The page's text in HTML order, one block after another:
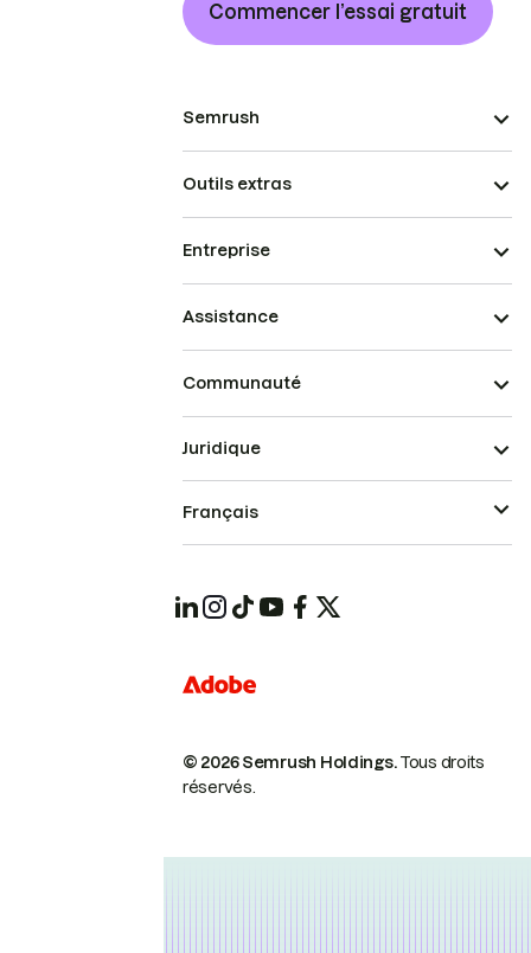
Commencer l’essai gratuit
Semrush
Outils extras
Entreprise
Assistance
Communauté
© 2026 Semrush Holdings.Tous droits
réservés.
Juridique
Français